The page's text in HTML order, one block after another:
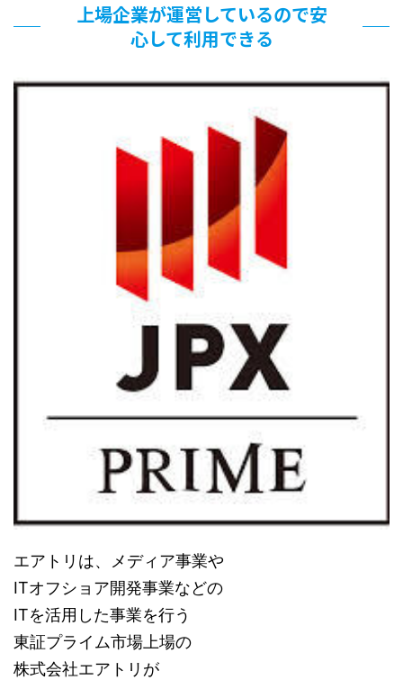
上場企業が運営しているので安
心して利用できる
エアトリは、メディア事業や
ITオフショア開発事業などの
ITを活用した事業を行う
東証プライム市場上場の
株式会社エアトリが